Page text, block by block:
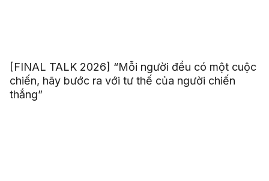
[FINAL TALK 2026] “Mỗi người đều có một cuộc
chiến, hãy bước ra với tư thế của người chiến
thắng”